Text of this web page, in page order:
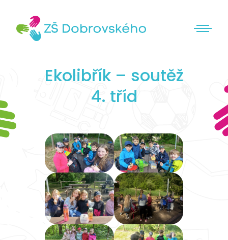
Ekolibřík – soutěž
4. tříd